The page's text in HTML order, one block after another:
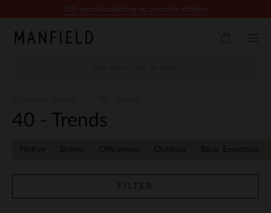
40 - Trends
Festive Brown Officewear Outdoor Basic Essentials
FILTER